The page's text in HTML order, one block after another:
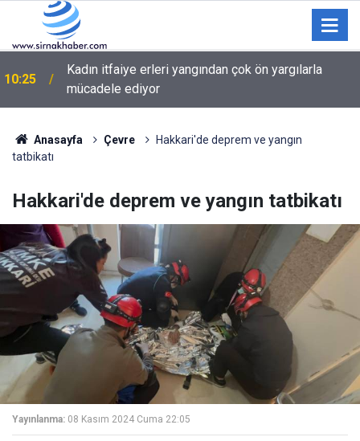
10:25
Kadın itfaiye erleri yangından çok ön yargılarla
mücadele ediyor
Anasayfa Çevre
Hakkari'de deprem ve yangın
tatbikatı
Hakkari'de deprem ve yangın tatbikatı
Yayınlanma: 08 Kasım 2024 Cuma 22:05